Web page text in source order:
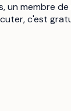
un membre
c'est